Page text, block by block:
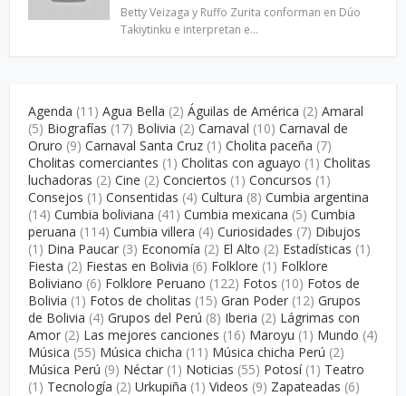
Betty Veizaga y Ruffo Zurita conforman en Dúo
Takiytinku e interpretan e…
Agenda (11) Agua Bella (2) Águilas de América (2) Amaral
(5) Biografías (17) Bolivia (2) Carnaval (10) Carnaval de
Oruro (9) Carnaval Santa Cruz (1) Cholita paceña (7)
Cholitas comerciantes (1) Cholitas con aguayo (1) Cholitas
luchadoras (2) Cine (2) Conciertos (1) Concursos (1)
Consejos (1) Consentidas (4) Cultura (8) Cumbia argentina
(14) Cumbia boliviana (41) Cumbia mexicana (5) Cumbia
peruana (114) Cumbia villera (4) Curiosidades (7) Dibujos
(1) Dina Paucar (3) Economía (2) El Alto (2) Estadísticas (1)
Fiesta (2) Fiestas en Bolivia (6) Folklore (1) Folklore
Boliviano (6) Folklore Peruano (122) Fotos (10) Fotos de
Bolivia (1) Fotos de cholitas (15) Gran Poder (12) Grupos
de Bolivia (4) Grupos del Perú (8) Iberia (2) Lágrimas con
Amor (2) Las mejores canciones (16) Maroyu (1) Mundo (4)
Música (55) Música chicha (11) Música chicha Perú (2)
Música Perú (9) Néctar (1) Noticias (55) Potosí (1) Teatro
(1) Tecnología (2) Urkupiña (1) Videos (9) Zapateadas (6)